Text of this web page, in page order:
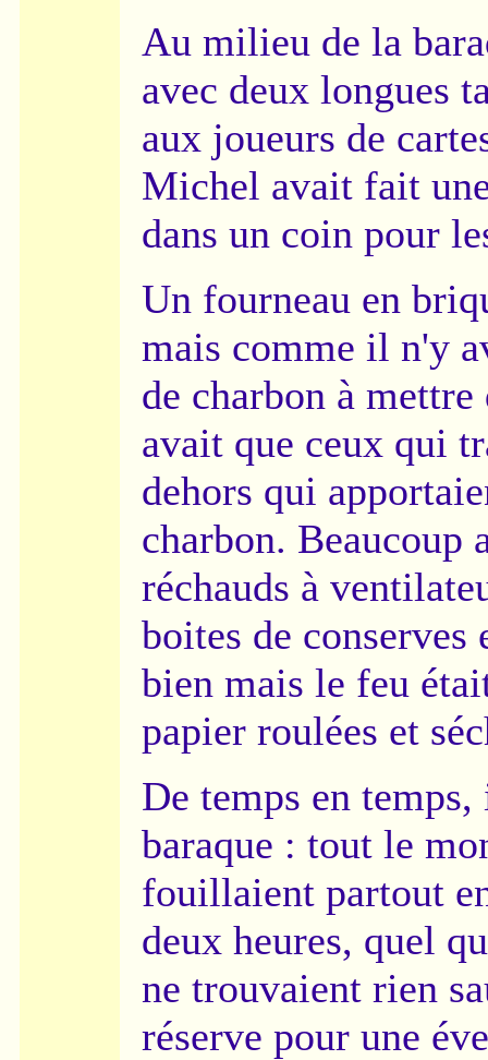
Au milieu de la
avec deux longues
aux joueurs de
Michel avait fait
dans un coin pour
Un fourneau en
mais comme il n'y
de charbon à
avait que ceux qui
dehors qui
charbon. Beaucoup
réchauds à
boites de conserves
bien mais le feu
papier roulées et
De temps en
baraque : tout le
fouillaient partout
deux heures, quel
ne trouvaient rien
réserve pour une